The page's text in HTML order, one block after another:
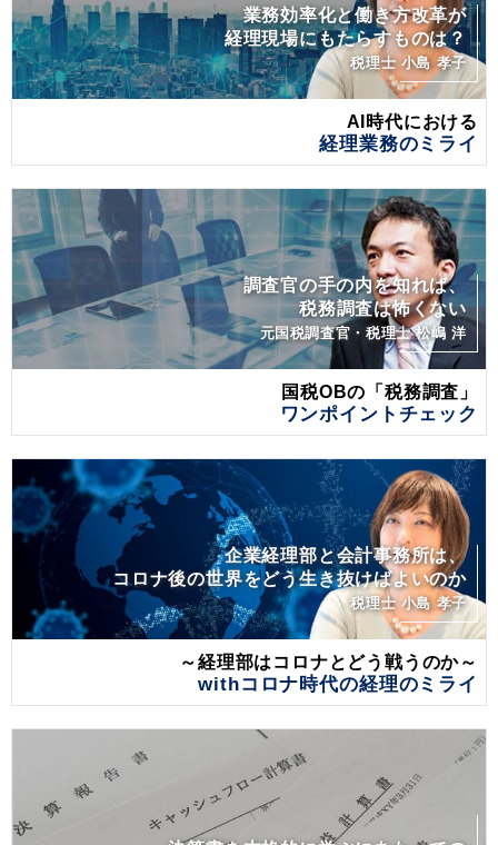
業務効率化と働き方改革が
経理現場にもたらすものは？
税理士 小島 孝子
AI時代における
経理業務のミライ
調査官の手の内を知れば、
税務調査は怖くない
元国税調査官・税理士 松嶋 洋
国税OBの「税務調査」
ワンポイントチェック
企業経理部と会計事務所は、
コロナ後の世界をどう生き抜けばよいのか
税理士 小島 孝子
～経理部はコロナとどう戦うのか～
withコロナ時代の経理のミライ